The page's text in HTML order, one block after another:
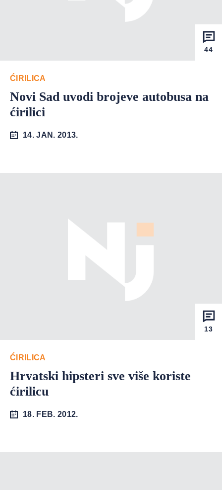
44
ĆIRILICA
Novi Sad uvodi brojeve autobusa na
ćirilici
14. JAN. 2013.
13
ĆIRILICA
Hrvatski hipsteri sve više koriste
ćirilicu
18. FEB. 2012.